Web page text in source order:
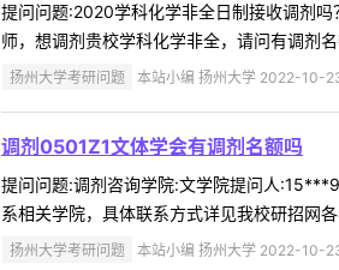
提问问题:2020学科化学非全日制接收调剂
师，想调剂贵校学科化学非全，请问有调剂
扬州大学考研问题 本站小编 扬州大学 2022-10-
调剂0501Z1文体学会有调剂名额吗
提问问题:调剂咨询学院:文学院提问人
系相关学院，具体联系方式详见我校研招网
扬州大学考研问题 本站小编 扬州大学 2022-10-